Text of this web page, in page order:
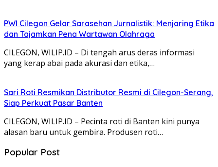
PWI Cilegon Gelar Sarasehan Jurnalistik: Menjaring Etika
dan Tajamkan Pena Wartawan Olahraga
CILEGON, WILIP.ID – Di tengah arus deras informasi
yang kerap abai pada akurasi dan etika,…
Sari Roti Resmikan Distributor Resmi di Cilegon-Serang,
Siap Perkuat Pasar Banten
CILEGON, WILIP.ID – Pecinta roti di Banten kini punya
alasan baru untuk gembira. Produsen roti…
Popular Post